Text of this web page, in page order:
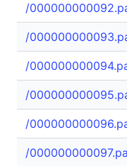
/
/
/
/
/
/